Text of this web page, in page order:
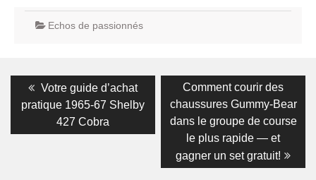
Echos de passionnés
Navigation
de
l’article
Previous
post:
Votre guide d’achat
pratique 1965-67 Shelby
427 Cobra
Next
post:
Comment courir des
chaussures Gummy-Bear
dans le groupe de course
le plus rapide — et
gagner un set gratuit!